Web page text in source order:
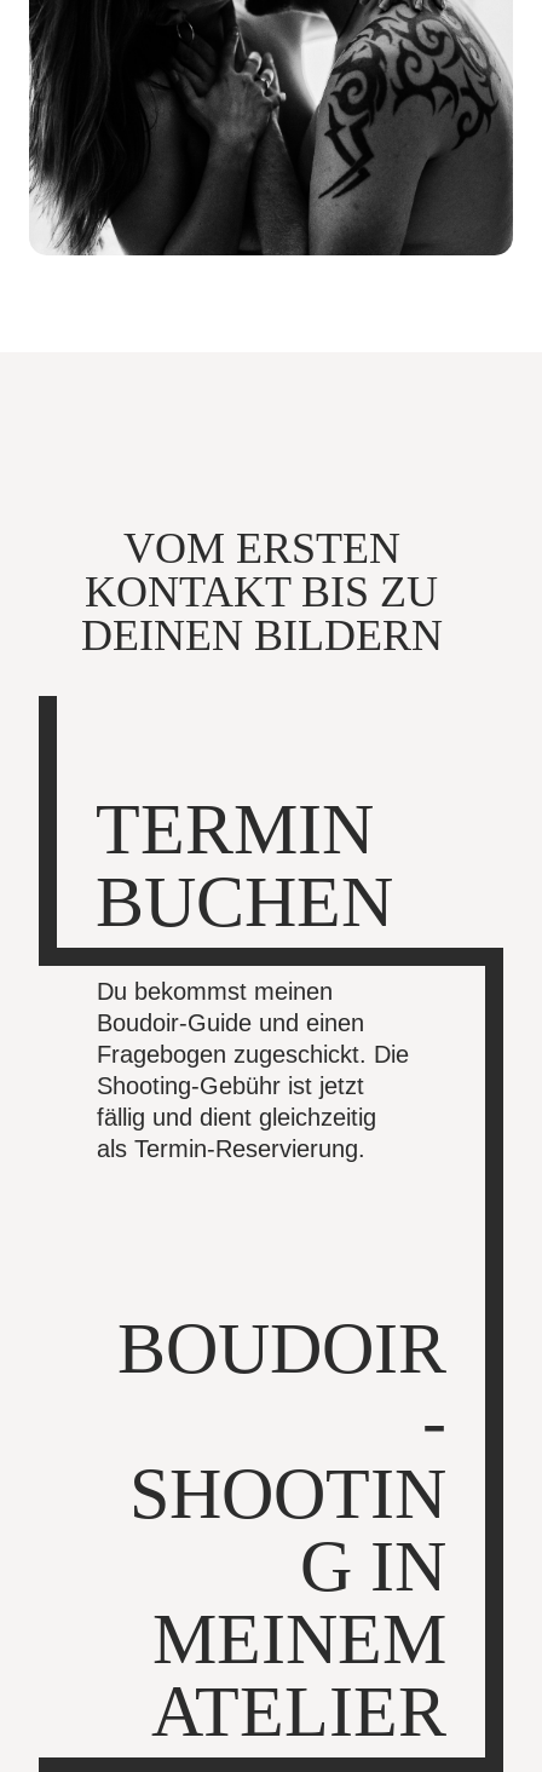
VOM ERSTEN
KONTAKT BIS ZU
DEINEN BILDERN
TERMIN
BUCHEN
Du bekommst meinen
Boudoir-Guide und einen
Fragebogen zugeschickt. Die
Shooting-Gebühr ist jetzt
fällig und dient gleichzeitig
als Termin-Reservierung.
BOUDOIR
-
SHOOTIN
G IN
MEINEM
ATELIER